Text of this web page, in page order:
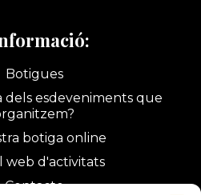
Botigues
dels esdeveniments que
botiga online
web d'activitats
Contacte